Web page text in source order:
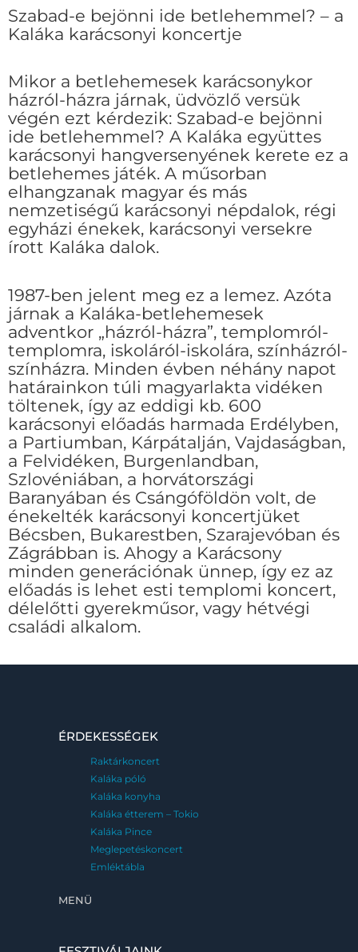
Szabad-e bejönni ide betlehemmel? – a
Kaláka karácsonyi koncertje
Mikor a betlehemesek karácsonykor
házról-házra járnak, üdvözlő versük
végén ezt kérdezik: Szabad-e bejönni
ide betlehemmel? A Kaláka együttes
karácsonyi hangversenyének kerete ez a
betlehemes játék. A műsorban
elhangzanak magyar és más
nemzetiségű karácsonyi népdalok, régi
egyházi énekek, karácsonyi versekre
írott Kaláka dalok.
1987-ben jelent meg ez a lemez. Azóta
járnak a Kaláka-betlehemesek
adventkor „házról-házra”, templomról-
templomra, iskoláról-iskolára, színházról-
színházra. Minden évben néhány napot
határainkon túli magyarlakta vidéken
töltenek, így az eddigi kb. 600
karácsonyi előadás harmada Erdélyben,
a Partiumban, Kárpátalján, Vajdaságban,
a Felvidéken, Burgenlandban,
Szlovéniában, a horvátországi
Baranyában és Csángóföldön volt, de
énekelték karácsonyi koncertjüket
Bécsben, Bukarestben, Szarajevóban és
Zágrábban is. Ahogy a Karácsony
minden generációnak ünnep, így ez az
előadás is lehet esti templomi koncert,
délelőtti gyerekműsor, vagy hétvégi
családi alkalom.
ÉRDEKESSÉGEK
Raktárkoncert
Kaláka póló
Kaláka konyha
Kaláka étterem – Tokio
Kaláka Pince
Meglepetéskoncert
Emléktábla
MENÜ